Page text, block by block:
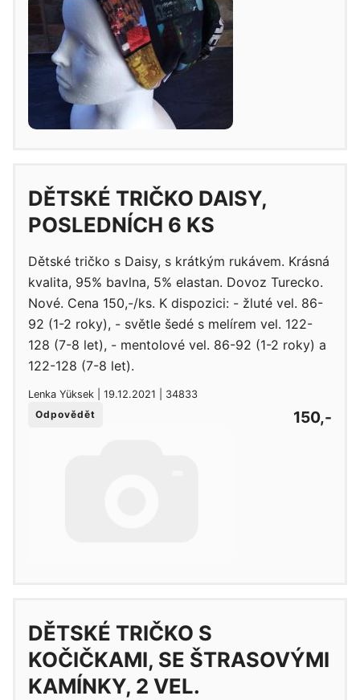
DĚTSKÉ TRIČKO DAISY,
POSLEDNÍCH 6 KS
Dětské tričko s Daisy, s krátkým rukávem. Krásná
kvalita, 95% bavlna, 5% elastan. Dovoz Turecko.
Nové. Cena 150,-/ks. K dispozici: - žluté vel. 86-
92 (1-2 roky), - světle šedé s melírem vel. 122-
128 (7-8 let), - mentolové vel. 86-92 (1-2 roky) a
122-128 (7-8 let).
Lenka Yüksek | 19.12.2021 | 34833
Odpovědět
150,-
DĚTSKÉ TRIČKO S
KOČIČKAMI, SE ŠTRASOVÝMI
KAMÍNKY, 2 VEL.